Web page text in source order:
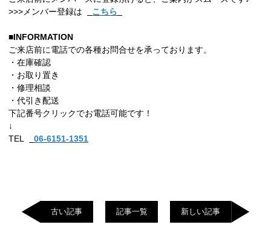
>>>メンバー登録は
こちら
■INFORMATION
ご来店前に電話での各種お問合せを承っております。
・在庫確認
・お取り置き
・修理相談
・代引き配送
下記番号クリックでお電話可能です！
↓
TEL
06-6151-1351
古い記事 記事一覧 新しい記事